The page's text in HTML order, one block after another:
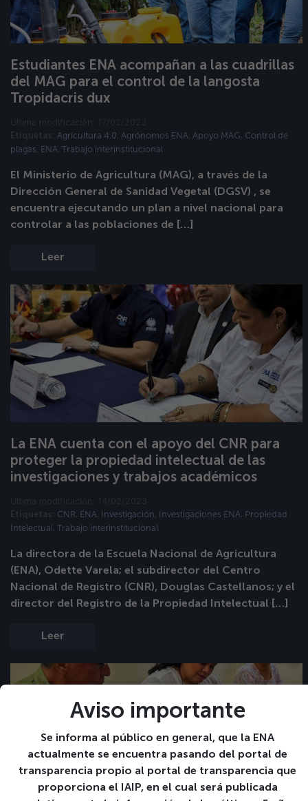
Aviso importante
Se informa al público en general, que la ENA
actualmente se encuentra pasando del portal de
transparencia propio al portal de transparencia que
proporciona el IAIP, en el cual será publicada
Estudiantes ENA acompañan a las cuadrillas
del MAG para el control de la langosta
Tropidacris dux
Última modificación: 17/02/2023
Etiquetas: Agricultura 4.0, Agrónomos ENA, Apoyo MAG, Control de
plagas, ENA, Trabajo interinstitucional
El Ministerio de Agricultura (MAG), a través de la
Dirección General de Sanidad Vegetal (DGSV) , se
encuentra ejecutando un plan a nivel nacional para
controlar a las poblaciones de […]
Leer
La ENA cuenta con el apoyo del CNR para
proteger la propiedad intelectual de las
investigaciones y trabajos académicos
Última modificación: 14/02/2023
Etiquetas: CNR, ENA, Investigación, Investigaciones ENA, Propiedad
Intelectual, Trabajo interinstitucional
La directora de la Escuela Nacional de Agricultura
(ENA), Odette Varela; el subdirector del Centro
Nacional de Registro (CNR), Douglas Castellanos; y el
director del Registro de la Propiedad Intelectual […]
Leer